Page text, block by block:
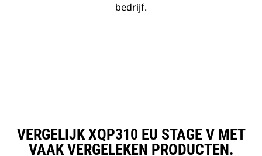
bedrijf.
VERGELIJK XQP310 EU STAGE V MET
VAAK VERGELEKEN PRODUCTEN.